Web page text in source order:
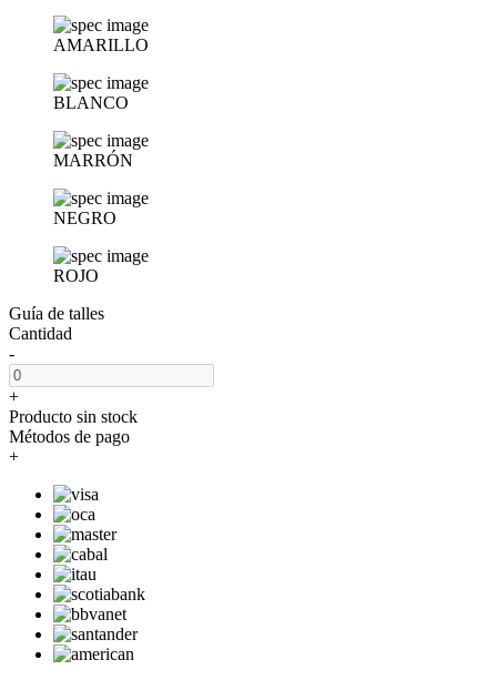
AMARILLO
BLANCO
MARRÓN
NEGRO
ROJO
Guía de talles
Cantidad
-
+
Producto sin stock
Métodos de pago
+